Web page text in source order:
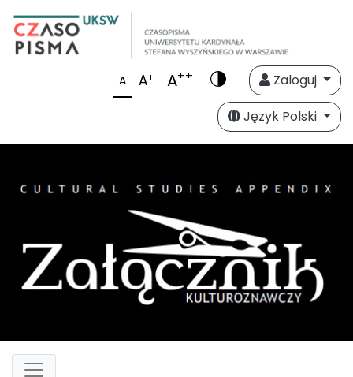
A A+ A++
Zaloguj
Język Polski